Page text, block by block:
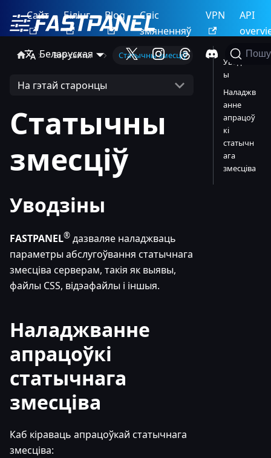
Сайт Білінг Blog
Спіс
змяненняў
VPN
API
Беларуская
Вэб-сайты Статычны змесціў
На гэтай старонцы
Статычны
змесціў
Уводзіны
FASTPANEL® дазваляе наладжваць
параметры абслугоўвання статычнага
змесціва серверам, такія як выявы,
файлы CSS, відэафайлы і іншыя.
Наладжванне
апрацоўкі
статычнага
змесціва
Каб кіраваць апрацоўкай статычнага
змесціва:
Уводзін
ы
Наладжв
анне
апрацоў
кі
статычн
ага
змесціва